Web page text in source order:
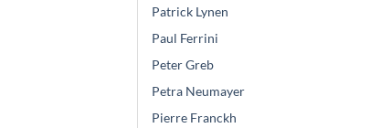
Patrick Lynen
Paul Ferrini
Peter Greb
Petra Neumayer
Pierre Franckh